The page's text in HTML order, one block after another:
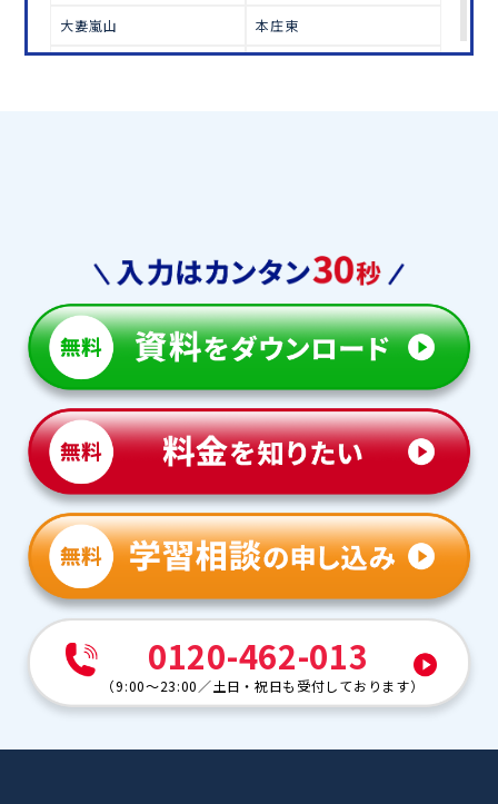
大妻嵐山 本庄東
0120-462-013
（9:00～23:00 ／土日・祝日も受付しております）